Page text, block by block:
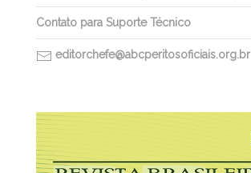
Contato para Suporte Técnico
editorchefe@abcperitosoficiais.org.br